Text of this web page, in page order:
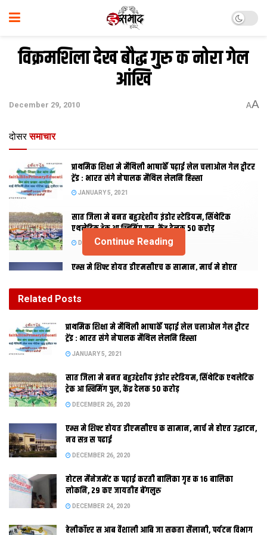
विक्रमशिला देख बौद्ध गुरु क नोरा गेल
आंखि
December 29, 2010 AA
दोसर समाचार
प्राथमिक शि‍क्षा मे मैथि‍ली भाषाकेँ पढ़ाई लेल चलाओल गेल ट्वीटर
ट्रेंड : भारत संगे नेपालक मैथिल लेलनि हिस्सा
JANUARY 5, 2021
सात जिला मे बनत बहुउद्देशीय इंडोर स्‍टेडि‍यम, सिंथेटिक
एथलेटिक ट्रेक आ स्विमिंग पुल, केंद्र देलक 50 करोड़
DECEMBER 26, 2020
एम्स मे शिफ्ट होयत डीएमसीएच क सामान, मार्च मे होएत
लोकनि, 29 कए जायतीह बेंगलुरु
विश्वविद्यालय क गरिमा वापस आनल जाएत। इ बयान कोनो नेताक नहि
बल्कि विदेश स आयल बौद्ध गुरुक समूहक छी जे मंगलदिन एहि ऐतिहासिक
जगह कए देखबा लेल पहुंचल छलाह। विश्वविद्यालयक अवशेष देखि समूहक
कईटा सदस्यक आंखि नोरा गेल। सब एक मत स कहला जे एहि ऐतिहासिक
Continue Reading
Related Posts
प्राथमिक शि‍क्षा मे मैथि‍ली भाषाकेँ पढ़ाई लेल चलाओल गेल ट्वीटर
ट्रेंड : भारत संगे नेपालक मैथिल लेलनि हिस्सा
JANUARY 5, 2021
सात जिला मे बनत बहुउद्देशीय इंडोर स्‍टेडि‍यम, सिंथेटिक एथलेटिक
ट्रेक आ स्विमिंग पुल, केंद्र देलक 50 करोड़
DECEMBER 26, 2020
एम्स मे शिफ्ट होयत डीएमसीएच क सामान, मार्च मे होएत उद्घाटन,
नव सत्र स पढाई
DECEMBER 26, 2020
होटल मैनेजमेंट क पढ़ाई करती बालिका गृह क 16 बालिका
लोकनि, 29 कए जायतीह बेंगलुरु
DECEMBER 24, 2020
हेलीकॉप्टर स आब वैशाली आबि जा सकता सैलानी, पर्यटन विभाग